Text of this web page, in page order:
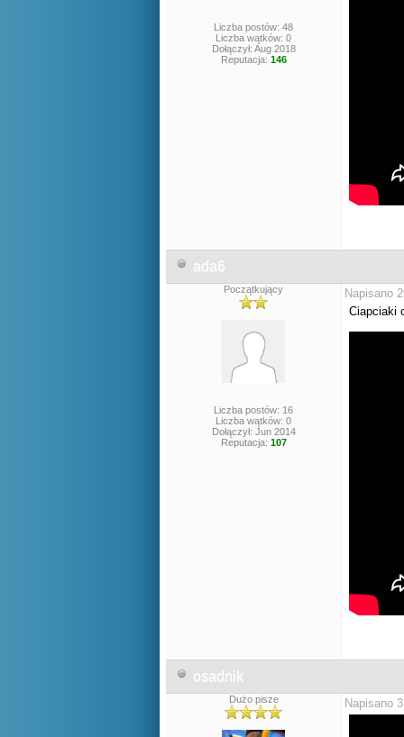
Liczba postów: 48
Liczba wątków: 0
Dołączył: Aug 2018
Reputacja: 146
ada6
Początkujący
Liczba postów: 16
Liczba wątków: 0
Dołączył: Jun 2014
Reputacja: 107
Napisano
Ciapciaki
osadnik
Dużo pisze Napisano